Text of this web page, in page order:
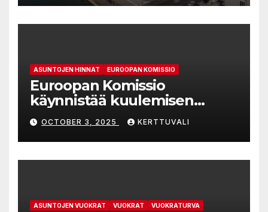
ASUNTOJEN HINNAT EUROOPAN KOMISSIO
Euroopan Komissio
käynnistää kuulemisen
kohtuuhintaisten asuntojen
saatavuuden parantamiseen
tähtäävistä tarkistetuista
valtiontukisäännöistä
OCTOBER 3, 2025 KERTTUVALI
ASUNTOJEN VUOKRAT VUOKRAT VUOKRATURVA